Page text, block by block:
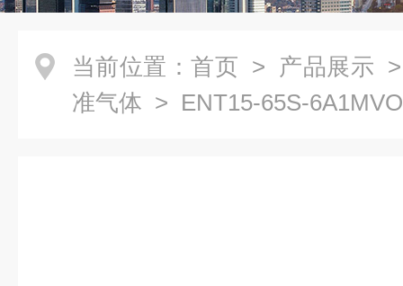
当前位置： 首页 > 产品展示
准气体 > ENT15-65S-